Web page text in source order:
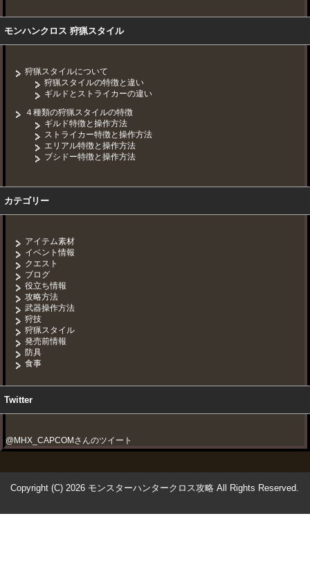
モンハンクロス 狩猟スタイル
狩猟スタイルについて
狩猟スタイルの特徴と違い
ギルドとストライカーの違い
４種類の狩猟スタイルの特徴
ギルド特徴と操作方法
ストライカー特徴と操作方法
エリアル特徴と操作方法
ブシドー特徴と操作方法
カテゴリー
アイテム素材
イベント情報
クエスト
ブログ
役立ち情報
攻略方法
武器操作方法
狩技
狩猟スタイル
発売前情報
防具
食事
Twitter
@MHX_CAPCOMさんのツイート
Copyright (C) 2026 モンスターハンタークロス攻略 All Rights Reserved.